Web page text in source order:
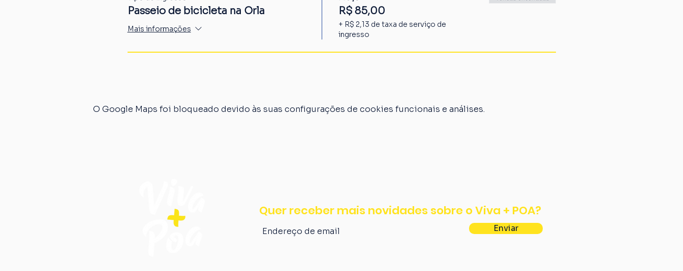
Passeio de bicicleta na Orla
Mais informações
R$ 85,00
+ R$ 2,13 de taxa de serviço de
ingresso
O Google Maps foi bloqueado devido às suas configurações de cookies funcionais e análises.
Quer receber mais novidades sobre o Viva + POA?
Enviar